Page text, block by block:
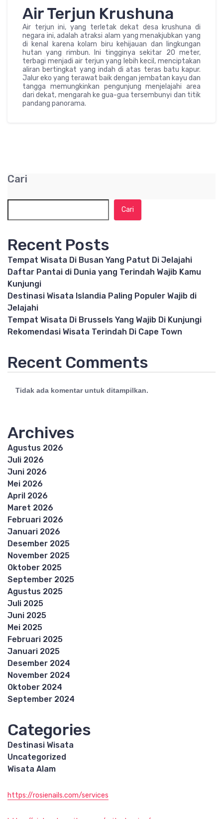
Air Terjun Krushuna
Air terjun ini, yang terletak dekat desa krushuna di
negara ini, adalah atraksi alam yang menakjubkan yang
di kenal karena kolam biru kehijauan dan lingkungan
hutan yang rimbun. Ini tingginya sekitar 20 meter,
terbagi menjadi air terjun yang lebih kecil, menciptakan
aliran bertingkat yang indah di atas teras batu kapur.
Jalur eko yang terawat baik dengan jembatan kayu dan
tangga memungkinkan pengunjung menjelajahi area
dari dekat, mengarah ke gua-gua tersembunyi dan titik
pandang panorama.
Cari
Cari
Recent Posts
Tempat Wisata Di Busan Yang Patut Di Jelajahi
Daftar Pantai di Dunia yang Terindah Wajib Kamu
Kunjungi
Destinasi Wisata Islandia Paling Populer Wajib di
Jelajahi
Tempat Wisata Di Brussels Yang Wajib Di Kunjungi
Rekomendasi Wisata Terindah Di Cape Town
Recent Comments
Tidak ada komentar untuk ditampilkan.
Archives
Agustus 2026
Juli 2026
Juni 2026
Mei 2026
April 2026
Maret 2026
Februari 2026
Januari 2026
Desember 2025
November 2025
Oktober 2025
September 2025
Agustus 2025
Juli 2025
Juni 2025
Mei 2025
Februari 2025
Januari 2025
Desember 2024
November 2024
Oktober 2024
September 2024
Categories
Destinasi Wisata
Uncategorized
Wisata Alam
https://rosienails.com/services